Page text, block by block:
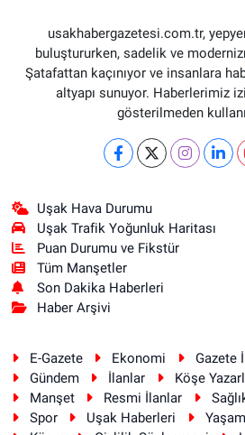
usakhabergazetesi.com.tr,
buluştururken, sadelik ve
Şatafattan kaçınıyor ve insanlara
altyapı sunuyor. Haberlerimiz
gösterilmeden
Uşak Hava Durumu
Uşak Trafik Yoğunluk Haritası
Puan Durumu ve Fikstür
Tüm Manşetler
Son Dakika Haberleri
Haber Arşivi
E-Gazete Ekonomi Gazete
Gündem
İlanlar Köşe
Manşet
Resmi İlanlar
Spor
Uşak Haberleri Yaşam